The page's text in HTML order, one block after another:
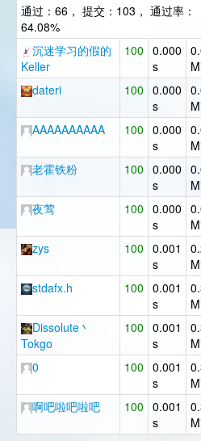
通过：66， 提交：103， 通过率：
64.08%
沉迷学习的假的
Keller
100 0.000
s
dateri 100 0.000
s
AAAAAAAAAA 100 0.000
s
老霍铁粉 100 0.000
s
夜莺 100 0.000
s
zys 100 0.001
s
stdafx.h 100 0.001
s
Dissolute丶
Tokgo
100 0.001
s
0 100 0.001
s
啊吧啦吧啦吧 100 0.001
s